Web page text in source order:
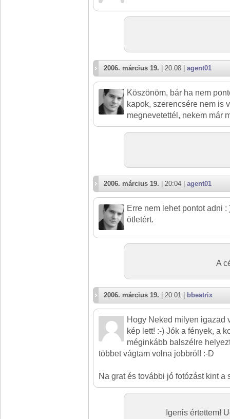
2006. március 19. | 20:08 | agent01
Köszönöm, bár ha nem
kapok, szerencsére nem is
megnevetettél, nekem már
2006. március 19. | 20:04 | agent01
Erre nem lehet pontot adni
ötletért.
A
2006. március 19. | 20:01 | bbeatrix
Hogy Neked milyen igazad
kép lett! :-) Jók a fények, a
méginkább balszélre
többet vágtam volna jobbról! :-D
Na grat és további jó fotózást kint a
Igenis értettem!